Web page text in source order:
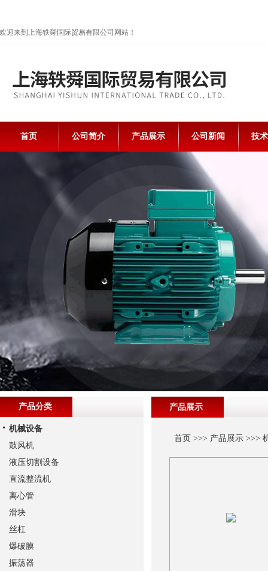
欢迎来到上海轶舜国际贸易有限公司网站！
首页 公司简介 产品展示 公司新闻 技
产品展示
首页 >>> 产品展示>>>
产品分类
机械设备
鼓风机
液压切割设备
直流整流机
离心管
滑块
丝杠
爆破膜
振荡器